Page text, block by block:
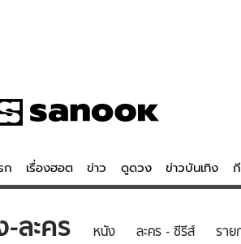
ก เรื่องฮอต ข่าว ดูดวง ข่าวบันเทิง
ว ดูดวง -
-ละคร หนัง ละคร - ซีรีส์ ราย